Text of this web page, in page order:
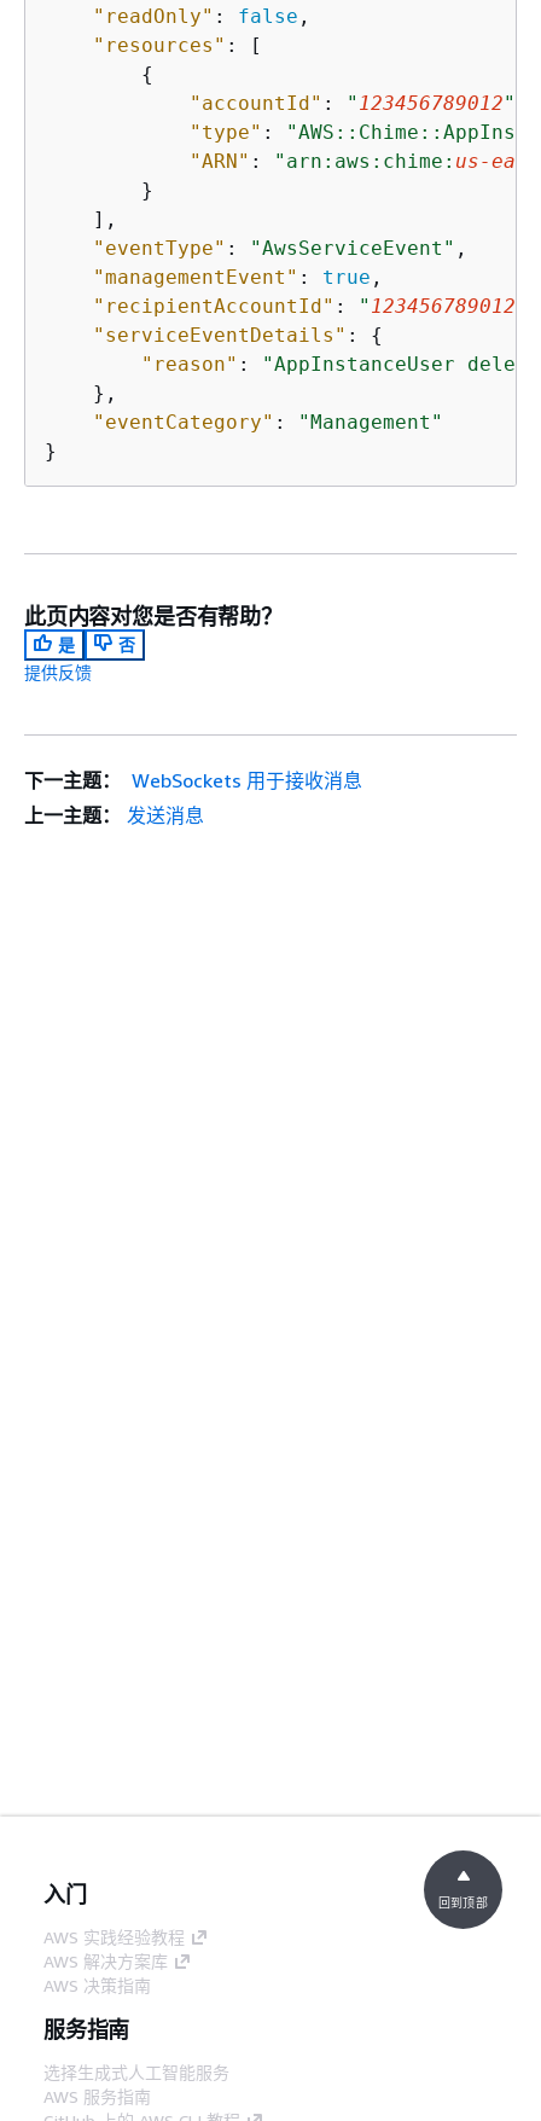
"readOnly" : false ,
"resources" : [
{
"accountId" : " 123456789012"
"type" :
"ARN" : "arn:aws:chime: us-
        }
    ],
"eventType" : "AwsServiceEvent" ,
"managementEvent" : true ,
"recipientAccountId" : " 123456789012
"serviceEventDetails" : {
"reason" :
"AppInstanceUser
    },
"eventCategory" :
"Management"
}
此页内容对您是否有帮助？
是
否
提供反馈
下一主题：
WebSockets 用于接收消息
上一主题：
发送消息
入门
AWS 实践经验教程
AWS 解决方案库
AWS 决策指南
服务指南
选择生成式人工智能服务
AWS 服务指南
回到顶部